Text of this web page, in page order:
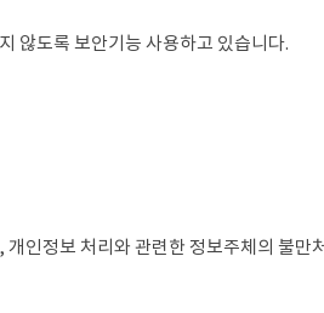
않도록 보안기능 사용하고 있습니다.
인정보 처리와 관련한 정보주체의 불만